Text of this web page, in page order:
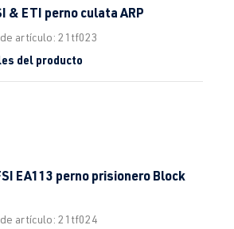
& ETI perno culata ARP
artículo: 21tf023
del producto
EA113 perno prisionero Block
artículo: 21tf024